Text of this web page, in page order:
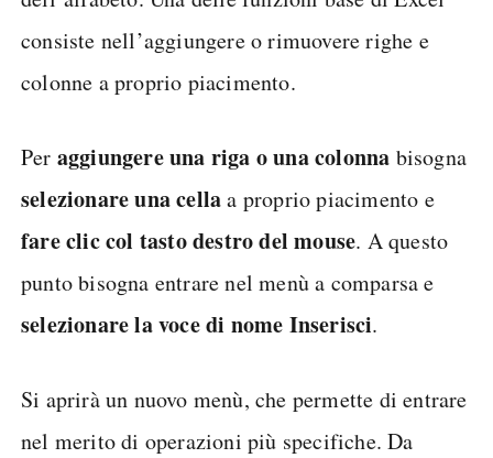
consiste nell’aggiungere o rimuovere righe e
colonne a proprio piacimento.
Per aggiungere una riga o una colonna bisogna
selezionare una cellaa proprio piacimento e
fare clic col tasto destro del mouse. A questo
punto bisogna entrare nel menù a comparsa e
selezionare la voce di nome Inserisci.
Si aprirà un nuovo menù, che permette di entrare
nel merito di operazioni più specifiche. Da